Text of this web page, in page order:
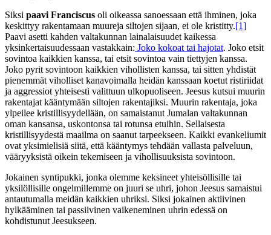
Siksi paavi Franciscus oli oikeassa sanoessaan että ihminen, joka
keskittyy rakentamaan muureja siltojen sijaan, ei ole kristitty.[1]
Paavi asetti kahden valtakunnan lainalaisuudet kaikessa
yksinkertaisuudessaan vastakkain: Joko kokoat tai hajotat. Joko etsit
sovintoa kaikkien kanssa, tai etsit sovintoa vain tiettyjen kanssa.
Joko pyrit sovintoon kaikkien vihollisten kanssa, tai sitten yhdistät
pienemmät viholliset kanavoimalla heidän kanssaan koetut ristiriidat
ja aggressiot yhteisesti valittuun ulkopuoliseen. Jeesus kutsui muurin
rakentajat kääntymään siltojen rakentajiksi. Muurin rakentaja, joka
ylpeilee kristillisyydellään, on samaistanut Jumalan valtakunnan
oman kansansa, uskontonsa tai rotunsa etuihin. Sellaisesta
kristillisyydestä maailma on saanut tarpeekseen. Kaikki evankeliumit
ovat yksimielisiä siitä, että kääntymys tehdään vallasta palveluun,
vääryyksistä oikein tekemiseen ja vihollisuuksista sovintoon.
Jokainen syntipukki, jonka olemme keksineet yhteisöllisille tai
yksilöllisille ongelmillemme on juuri se uhri, johon Jeesus samaistui
antautumalla meidän kaikkien uhriksi. Siksi jokainen aktiivinen
hylkääminen tai passiivinen vaikeneminen uhrin edessä on
kohdistunut Jeesukseen.